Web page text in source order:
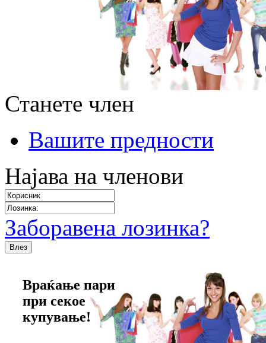
Станете член
Вашите предности
Најава на членови
Заборавена лозинка?
Враќање пари
при секое
купување!